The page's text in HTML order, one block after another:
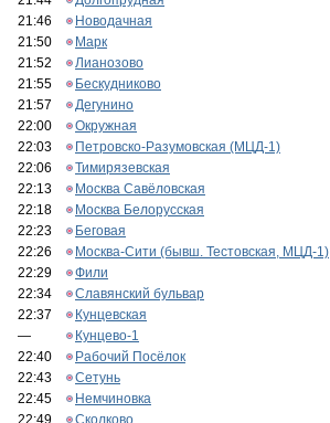
21:46
Новодачная
21:50
Марк
21:52
Лианозово
21:55
Бескудниково
21:57
Дегунино
22:00
Окружная
22:03
Петровско-Разумовская (МЦД-1)
22:06
Тимирязевская
22:13
Москва Савёловская
22:18
Москва Белорусская
22:23
Беговая
22:26
Москва-Сити (бывш. Тестовская, МЦД-1)
22:29
Фили
22:34
Славянский бульвар
22:37
Кунцевская
—
Кунцево-1
22:40
Рабочий Посёлок
22:43
Сетунь
22:45
Немчиновка
22:49
Сколково